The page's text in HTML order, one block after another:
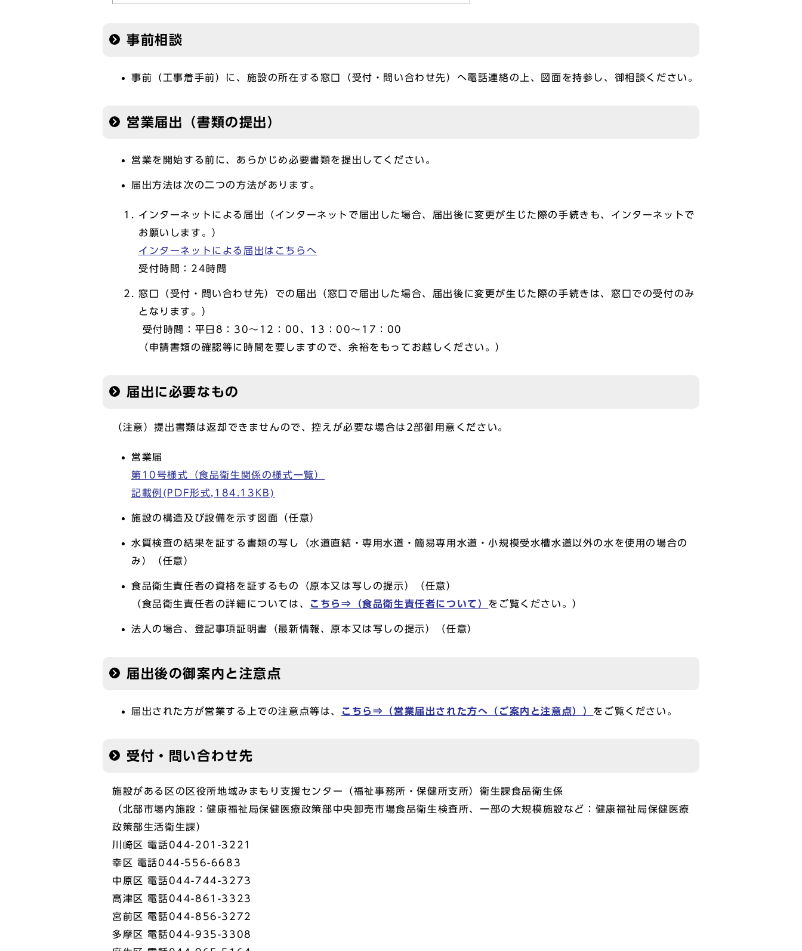
事前相談
事前（工事着手前）に、施設の所在する窓口（受付・問い合わせ先）へ電話連絡の上、図面を持参し、御相談ください。
営業届出（書類の提出）
営業を開始する前に、あらかじめ必要書類を提出してください。
届出方法は次の二つの方法があります。
インターネットによる届出（インターネットで届出した場合、届出後に変更が生じた際の手続きも、インターネットで
お願いします。）
インターネットによる届出はこちらへ
受付時間：24時間
窓口（受付・問い合わせ先）での届出（窓口で届出した場合、届出後に変更が生じた際の手続きは、窓口での受付のみ
となります。）
受付時間：平日8：30～12：00、13：00～17：00
（申請書類の確認等に時間を要しますので、余裕をもってお越しください。）
届出に必要なもの
（注意）提出書類は返却できませんので、控えが必要な場合は2部御用意ください。
営業届
第10号様式（食品衛生関係の様式一覧）
記載例(PDF形式,184.13KB)
施設の構造及び設備を示す図面（任意）
水質検査の結果を証する書類の写し（水道直結・専用水道・簡易専用水道・小規模受水槽水道以外の水を使用の場合の
み）（任意）
食品衛生責任者の資格を証するもの（原本又は写しの提示）（任意）
（食品衛生責任者の詳細については、
こちら⇒（食品衛生責任者について） をご覧ください。）
法人の場合、登記事項証明書（最新情報、原本又は写しの提示）（任意）
届出後の御案内と注意点
届出された方が営業する上での注意点等は、 こちら⇒（営業届出された方へ（ご案内と注意点）） をご覧ください。
受付・問い合わせ先
施設がある区の区役所地域みまもり支援センター（福祉事務所・保健所支所）衛生課食品衛生係
（北部市場内施設：健康福祉局保健医療政策部中央卸売市場食品衛生検査所、一部の大規模施設など：健康福祉局保健医療
政策部生活衛生課）
川崎区 電話044-201-3221
幸区 電話044-556-6683
中原区 電話044-744-3273
高津区 電話044-861-3323
宮前区 電話044-856-3272
多摩区 電話044-935-3308